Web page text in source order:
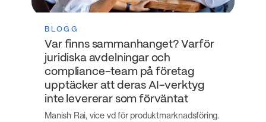
BLOGG
Var finns sammanhanget? Varför
juridiska avdelningar och
compliance-team på företag
upptäcker att deras AI-verktyg
inte levererar som förväntat
Manish Rai, vice vd för produktmarknadsföring.